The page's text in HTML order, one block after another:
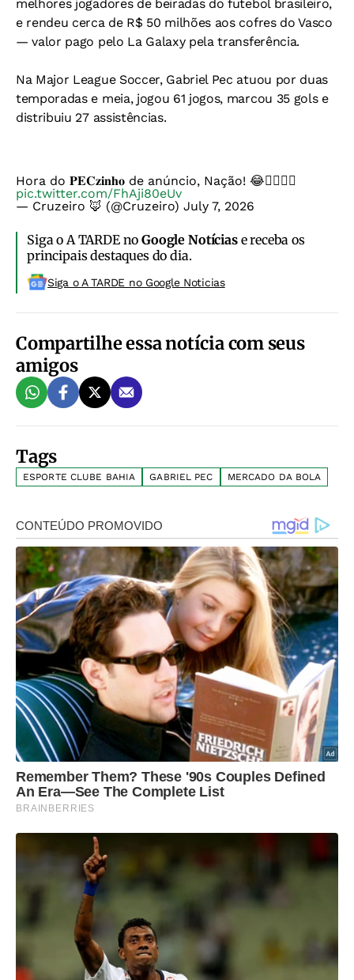
melhores jogadores de beiradas do futebol brasileiro,
e rendeu cerca de R$ 50 milhões aos cofres do Vasco
— valor pago pelo La Galaxy pela transferência.
Na Major League Soccer, Gabriel Pec atuou por duas
temporadas e meia, jogou 61 jogos, marcou 35 gols e
distribuiu 27 assistências.
Hora do 𝐏𝐄𝐂𝐳𝐢𝐧𝐡𝐨 de anúncio, Nação! 😂✋🏻👂🏻
pic.twitter.com/FhAji80eUv
— Cruzeiro 🦊 (@Cruzeiro) July 7, 2026
Siga o A TARDE noGoogle Notíciase receba os
principais destaques do dia.
Siga o A TARDE no Google Noticias
Compartilhe essa notícia com seus
amigos
Tags
ESPORTE CLUBE BAHIA GABRIEL PEC MERCADO DA BOLA